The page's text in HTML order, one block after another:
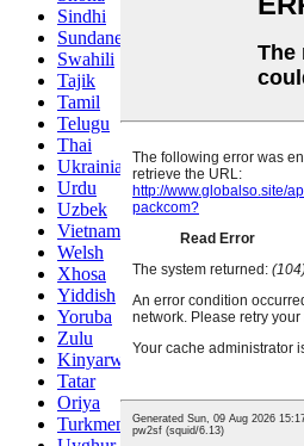
Sindhi
Sundanese
Swahili
Tajik
Tamil
Telugu
Thai
Ukrainian
Urdu
Uzbek
Vietnamese
Welsh
Xhosa
Yiddish
Yoruba
Zulu
Kinyarwanda
Tatar
Oriya
Turkmen